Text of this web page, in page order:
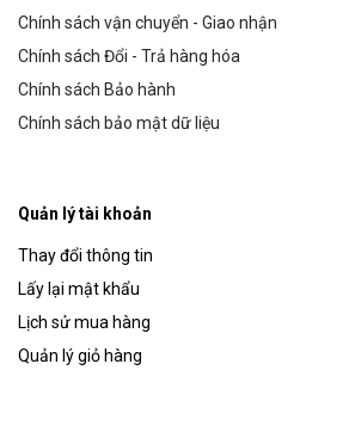
Chính sách vận chuyển - Giao nhận
Chính sách Đổi - Trả hàng hóa
Chính sách Bảo hành
Chính sách bảo mật dữ liệu
Quản lý tài khoản
Thay đổi thông tin
Lấy lại mật khẩu
Lịch sử mua hàng
Quản lý giỏ hàng